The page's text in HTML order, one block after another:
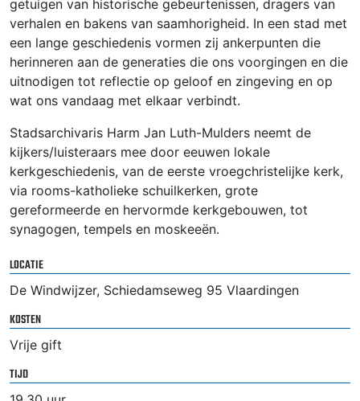
getuigen van historische gebeurtenissen, dragers van
verhalen en bakens van saamhorigheid. In een stad met
een lange geschiedenis vormen zij ankerpunten die
herinneren aan de generaties die ons voorgingen en die
uitnodigen tot reflectie op geloof en zingeving en op
wat ons vandaag met elkaar verbindt.
Stadsarchivaris Harm Jan Luth-Mulders neemt de
kijkers/luisteraars mee door eeuwen lokale
kerkgeschiedenis, van de eerste vroegchristelijke kerk,
via rooms-katholieke schuilkerken, grote
gereformeerde en hervormde kerkgebouwen, tot
synagogen, tempels en moskeeën.
LOCATIE
De Windwijzer, Schiedamseweg 95 Vlaardingen
KOSTEN
Vrije gift
TIJD